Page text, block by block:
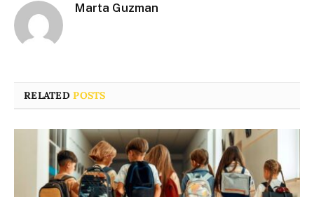
Marta Guzman
RELATEDPOSTS